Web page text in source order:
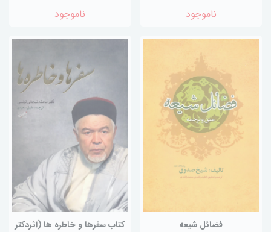
ناموجود ناموجود
فضائل شیعه
کتاب سفرها و خاطره ها (اثردکتر